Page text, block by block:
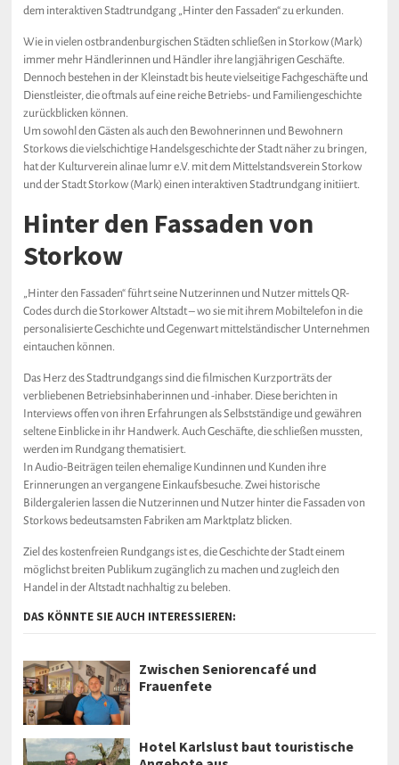
dem interaktiven Stadtrundgang „Hinter den Fassaden“ zu erkunden.
Wie in vielen ostbrandenburgischen Städten schließen in Storkow (Mark)
immer mehr Händlerinnen und Händler ihre langjährigen Geschäfte.
Dennoch bestehen in der Kleinstadt bis heute vielseitige Fachgeschäfte und
Dienstleister, die oftmals auf eine reiche Betriebs- und Familiengeschichte
zurückblicken können.
Um sowohl den Gästen als auch den Bewohnerinnen und Bewohnern
Storkows die vielschichtige Handelsgeschichte der Stadt näher zu bringen,
hat der Kulturverein alinae lumr e.V. mit dem Mittelstandsverein Storkow
und der Stadt Storkow (Mark) einen interaktiven Stadtrundgang initiiert.
Hinter den Fassaden von
Storkow
„Hinter den Fassaden“ führt seine Nutzerinnen und Nutzer mittels QR-
Codes durch die Storkower Altstadt – wo sie mit ihrem Mobiltelefon in die
personalisierte Geschichte und Gegenwart mittelständischer Unternehmen
eintauchen können.
Das Herz des Stadtrundgangs sind die filmischen Kurzporträts der
verbliebenen Betriebsinhaberinnen und -inhaber. Diese berichten in
Interviews offen von ihren Erfahrungen als Selbstständige und gewähren
seltene Einblicke in ihr Handwerk. Auch Geschäfte, die schließen mussten,
werden im Rundgang thematisiert.
In Audio-Beiträgen teilen ehemalige Kundinnen und Kunden ihre
Erinnerungen an vergangene Einkaufsbesuche. Zwei historische
Bildergalerien lassen die Nutzerinnen und Nutzer hinter die Fassaden von
Storkows bedeutsamsten Fabriken am Marktplatz blicken.
Ziel des kostenfreien Rundgangs ist es, die Geschichte der Stadt einem
möglichst breiten Publikum zugänglich zu machen und zugleich den
Handel in der Altstadt nachhaltig zu beleben.
DAS KÖNNTE SIE AUCH INTERESSIEREN:
Zwischen Seniorencafé und
Frauenfete
Hotel Karlslust baut touristische